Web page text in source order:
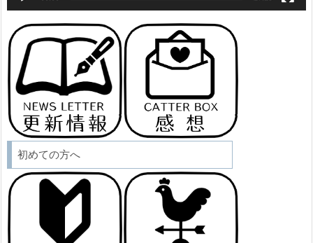
初めての方へ